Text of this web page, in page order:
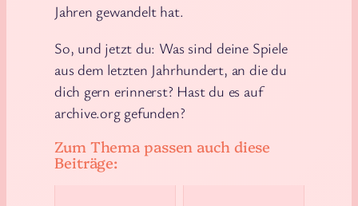
Jahren gewandelt hat.
So, und jetzt du: Was sind deine Spiele
aus dem letzten Jahrhundert, an die du
dich gern erinnerst? Hast du es auf
archive.org gefunden?
Zum Thema passen auch diese
Beiträge: